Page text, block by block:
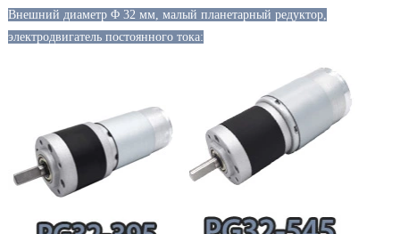
Внешний диаметр Φ 32 мм, малый планетарный редуктор,
электродвигатель постоянного тока: